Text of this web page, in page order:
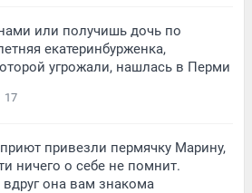
или получишь дочь по
екатеринбурженка,
угрожали, нашлась в Перми
17
привезли пермячку Марину,
ничего о себе не помнит.
вдруг она вам знакома